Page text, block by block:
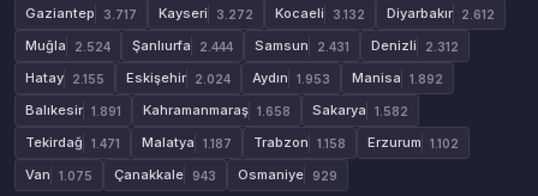
Gaziantep 3.717 Kayseri 3.272 Kocaeli 3.132 Diyarbakır 2.612
Muğla 2.524 Şanlıurfa 2.444 Samsun 2.431 Denizli 2.312
Hatay 2.155 Eskişehir 2.024 Aydın 1.953 Manisa 1.892
Balıkesir 1.891 Kahramanmaraş 1.658 Sakarya 1.582
Tekirdağ 1.471 Malatya 1.187 Trabzon 1.158 Erzurum 1.102
Van 1.075 Çanakkale 943 Osmaniye 929